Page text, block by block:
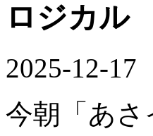
ロジカル
2025-12-17
今朝「あ